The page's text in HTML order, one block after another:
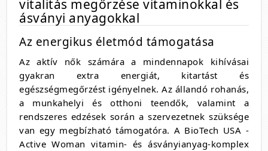
vitalitás megőrzése vitaminokkal és
ásványi anyagokkal
Az energikus életmód támogatása
Az aktív nők számára a mindennapok kihívásai
gyakran extra energiát, kitartást és
egészségmegőrzést igényelnek. Az állandó rohanás,
a munkahelyi és otthoni teendők, valamint a
rendszeres edzések során a szervezetnek szüksége
van egy megbízható támogatóra. A BioTech USA -
Active Woman vitamin- és ásványianyag-komplex